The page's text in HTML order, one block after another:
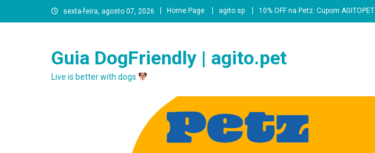
to
sexta-feira, agosto 07, 2026 Home Page agito.sp 10% OFF na Petz: Cupom AGITOPET
Guia DogFriendly | agito.pet
Live is better with dogs